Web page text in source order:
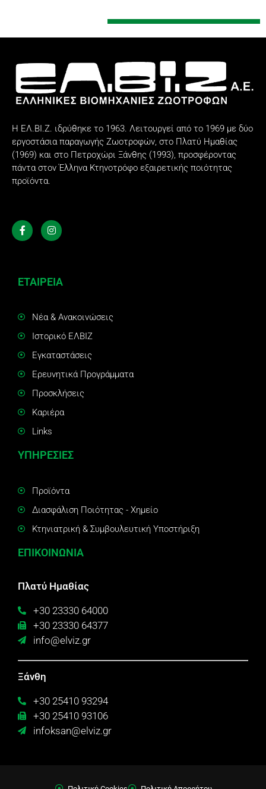
Η ΕΛ.ΒΙ.Ζ. ιδρύθηκε το 1963. Λειτουργεί από το 1969 με δύο
εργοστάσια παραγωγής Ζωοτροφών, στο Πλατύ Ημαθίας
(1969) και στο Πετροχώρι Ξάνθης (1993), προσφέροντας
πάντα στον Έλληνα Κτηνοτρόφο εξαιρετικής ποιότητας
προϊόντα.
ΕΤΑΙΡΕΙΑ
Νέα & Ανακοινώσεις
Ιστορικό ΕΛΒΙΖ
Εγκαταστάσεις
Ερευνητικά Προγράμματα
Προσκλήσεις
Καριέρα
Links
ΥΠΗΡΕΣΙΕΣ
Προϊόντα
Διασφάλιση Ποιότητας - Χημείο
Κτηνιατρική & Συμβουλευτική Υποστήριξη
ΕΠΙΚΟΙΝΩΝΙΑ
Πλατύ Ημαθίας
+30 23330 64000
+30 23330 64377
info@elviz.gr
Ξάνθη
+30 25410 93294
+30 25410 93106
infoksan@elviz.gr